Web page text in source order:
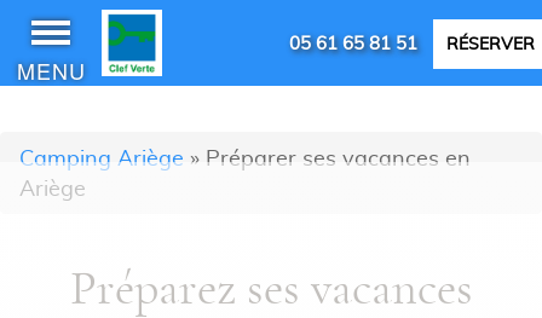
MENU
05 61 65 81 51 RÉSERVER
Camping Ariège » Préparer ses vacances en
Ariège
Préparez ses vacances